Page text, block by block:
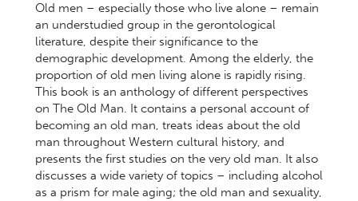
Old men – especially those who live alone – remain
an understudied group in the gerontological
literature, despite their significance to the
demographic development. Among the elderly, the
proportion of old men living alone is rapidly rising.
This book is an anthology of different perspectives
on The Old Man. It contains a personal account of
becoming an old man, treats ideas about the old
man throughout Western cultural history, and
presents the first studies on the very old man. It also
discusses a wide variety of topics – including alcohol
as a prism for male aging; the old man and sexuality,